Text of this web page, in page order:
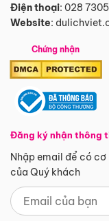
Điện thoại: 028
Website:
Chứng nhận
Đăng ký nhận thông
Nhập email để có
của Quý khách